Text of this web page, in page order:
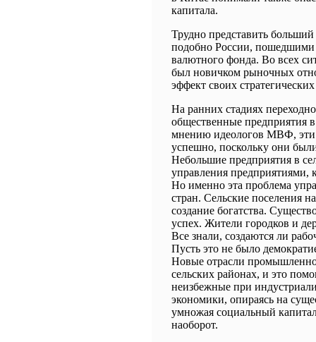
капитала.
Трудно представить
подобно России,
валютного фонда. Во всех
был новичком рыночных
эффект своих
На ранних стадиях
общественные предприятия
мнению идеологов МВФ, эти
успешно, поскольку они
Небольшие предприятия в
управления
Но именно эта проблема
стран. Сельские поселения
создание богатства.
успех. Жители городков и
Все знали, создаются ли
Пусть это не было
Новые отрасли
сельских районах, и это
неизбежные при
экономики, опираясь на
умножая социальный
наоборот.